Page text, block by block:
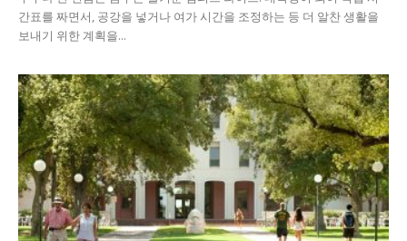
간표를 짜면서, 공강을 넣거나 여가 시간을 조정하는 등 더 알찬 생활을
보내기 위한 계획을...